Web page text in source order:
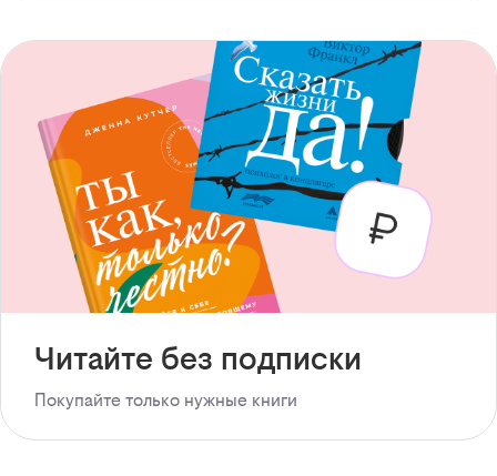
Читайте без подписки
Покупайте только нужные книги